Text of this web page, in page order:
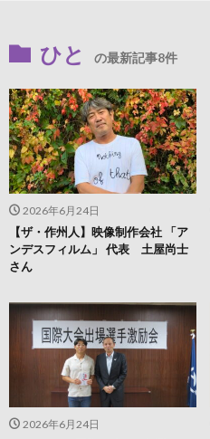
ひと の最新記事8件
2026年6月24日
2026年6月24日
【ザ・作州人】映像制作会社 「ア
ンデスフィルム」 代表 土屋尚士
さん